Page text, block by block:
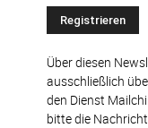
Über diesen
ausschließlich
den Dienst
bitte die